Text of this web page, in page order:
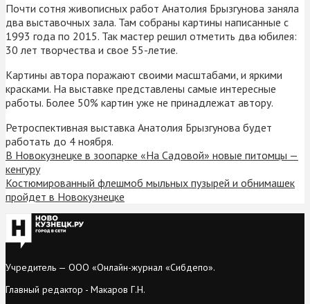
Почти сотня живописных работ Анатолия Брызгунова заняла
два выставочных зала. Там собраны картины написанные с
1993 года по 2015. Так мастер решил отметить два юбилея:
30 лет творчества и свое 55-летие.
Картины автора поражают своими масштабами, и яркими
красками. На выставке представлены самые интересные
работы. Более 50% картин уже не принадлежат автору.
Ретроспективная выставка Анатолия Брызгунова будет
работать до 4 ноября.
В Новокузнецке в зоопарке «На Садовой» новые питомцы —
кенгуру
Костюмированный флешмоб мыльных пузырей и обнимашек
пройдет в Новокузнецке
Учредитель — ООО «Онлайн-журнал «Сибдепо».
Главный редактор - Макаров Г.Н.